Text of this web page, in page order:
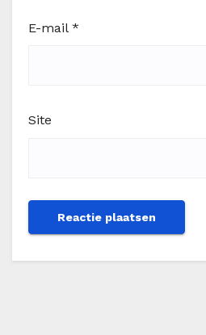
E-mail *
Site